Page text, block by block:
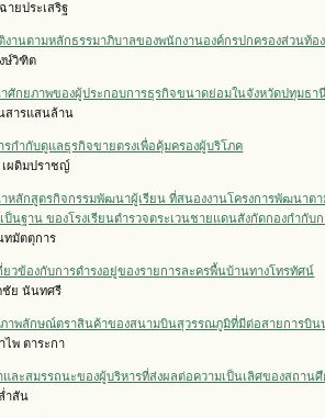
ายประเสริฐ
งานตามหลักธรรมาภิบาลของพนักงานองค์กรปกครองส่วนท้อ
ษ์วิฑิต
ศักยภาพของผู้ประกอบการธุรกิจขนาดย่อมในจังหวัดปทุมธา
สารแสนล้าน
รกำกับดูแลธุรกิจขายตรงเพื่อคุ้มครองผู้บริโภค
เผดิมปราชญ์
หลักสูตรกิจกรรมพัฒนาผู้เรียน ที่สนองงานโครงการพัฒนาต
ป็นฐาน ของโรงเรียนตำรวจตระเวนชายแดนสังกัดกองกำกับ
ทมัตตุการ
ยวข้องกับการดำรงอยู่ของรายการละครพื้นบ้านทางโทรทัศน์
ชัย นันทศรี
ภาพลักษณ์ตราสินค้าของสนามบินสุวรรณภูมิที่มีต่อสายการบิน
ไพ ตาระกา
และสมรรถนะของผู้บริหารที่ส่งผลต่อความเป็นเลิศของสถาน
ำสัน